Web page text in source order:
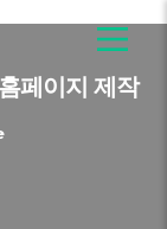
페이지 제작